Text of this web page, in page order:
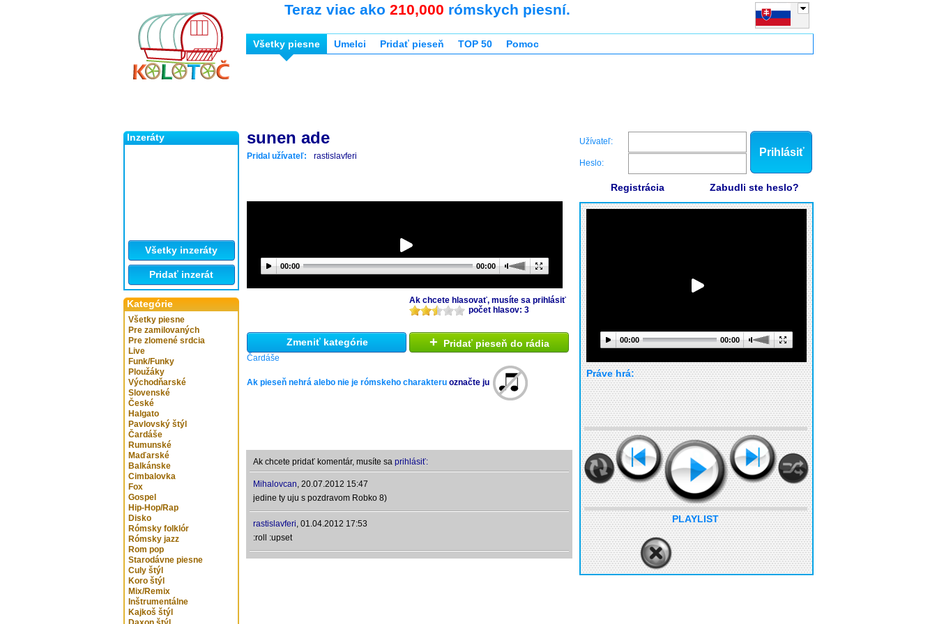
Inzeráty
Všetky inzeráty
Pridať inzerát
Kategórie
Všetky piesne
Pre zamilovaných
Pre zlomené srdcia
Live
Funk/Funky
Ploužáky
Východňarské
Slovenské
České
Halgato
Pavlovský štýl
Čardáše
Rumunské
Maďarské
Balkánske
Cimbalovka
Fox
Gospel
Hip-Hop/Rap
Disko
Rómsky folklór
Rómsky jazz
Rom pop
Starodávne piesne
Culy štýl
Koro štýl
Mix/Remix
Inštrumentálne
Kajkoš štýl
Teraz viac ako 210,000 rómskych piesní.
Všetky piesne Umelci Pridať pieseň TOP 50 Pomoc
sunen ade
Pridal užívateľ: rastislavferi
00:00 00:00
Ak chcete hlasovať, musíte sa prihlásiť
počet hlasov: 3
Zmeniť kategórie
Čardáše
+ Pridať pieseň do rádia
Ak pieseň nehrá alebo nie je rómskeho charakteru označte ju
Ak chcete pridať komentár, musíte sa prihlásiť:
Mihalovcan, 20.07.2012 15:47
jedine ty uju s pozdravom Robko 8)
rastislavferi, 01.04.2012 17:53
:roll :upset
Užívateľ:
Heslo:
Prihlásiť
Registrácia Zabudli ste heslo?
00:00 00:00
Práve hrá:
PLAYLIST